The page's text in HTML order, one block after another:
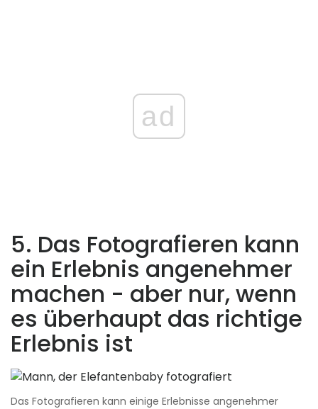
ad
5. Das Fotografieren kann
ein Erlebnis angenehmer
machen - aber nur, wenn
es überhaupt das richtige
Erlebnis ist
Das Fotografieren kann einige Erlebnisse angenehmer